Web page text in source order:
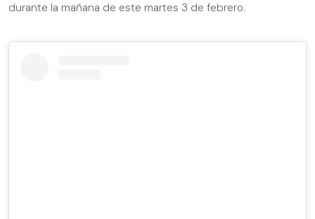
durante la mañana de este martes 3 de febrero.